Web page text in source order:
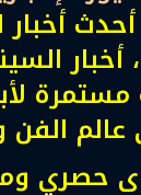
أخبار
أخبار
مستمرة
الفن